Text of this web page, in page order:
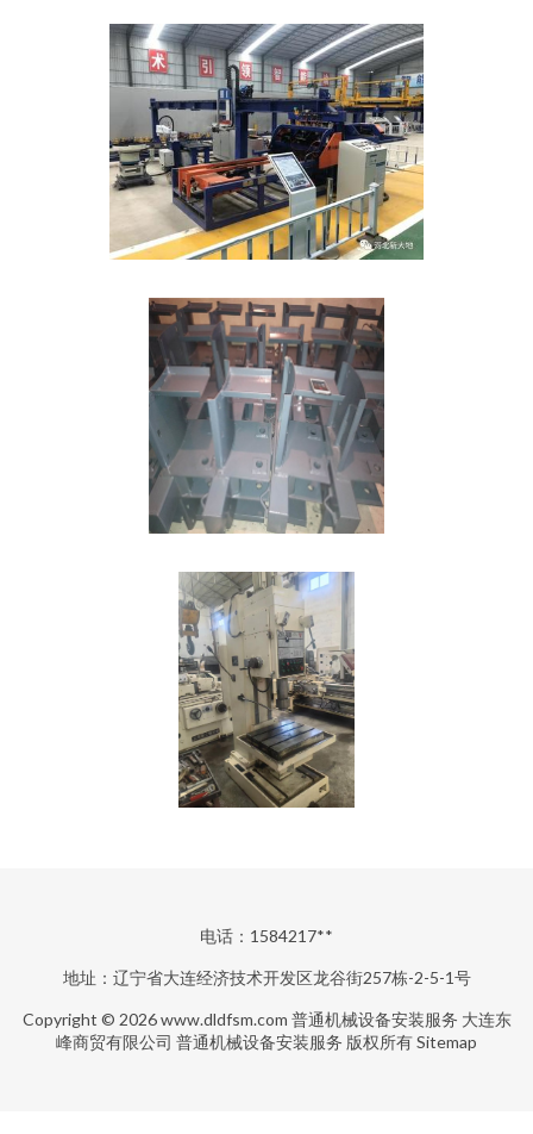
电话：1584217**
地址：辽宁省大连经济技术开发区龙谷街257栋-2-5-1号
Copyright © 2026www.dldfsm.com 普通机械设备安装服务 大连东
峰商贸有限公司 普通机械设备安装服务 版权所有Sitemap